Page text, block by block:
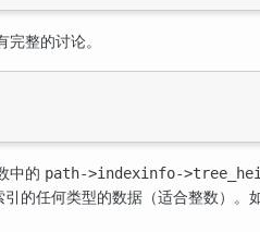
完整的讨论。
中的 path->indexinfo-
的任何类型的数据（适合整数）。